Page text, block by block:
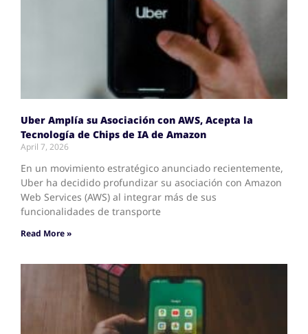
Uber Amplía su Asociación con AWS, Acepta la
Tecnología de Chips de IA de Amazon
April 7, 2026
En un movimiento estratégico anunciado recientemente,
Uber ha decidido profundizar su asociación con Amazon
Web Services (AWS) al integrar más de sus
funcionalidades de transporte
Read More »